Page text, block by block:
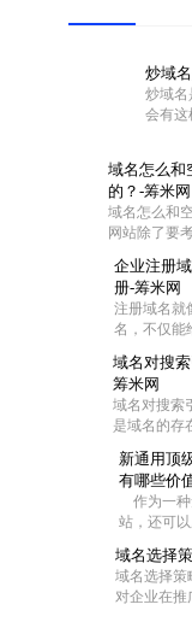
炒域
炒域名
会有这
域名怎么和
的？-筹米网
域名怎么和
网站除了要
么联系在一
IP，让用户
何绑定空间
空间绑定和
企业注册
册-筹米网
注册域名就
名，不仅能
大，那么作
题，今天筹
域名：
域名对搜
筹米网
域名对搜索
是域名的存
且一般来
域名时，要
有其他一些
新通用顶
有哪些价
作为一种
站，还可
下，新通
有哪些价
域名选择
域名选择策
对企业在推